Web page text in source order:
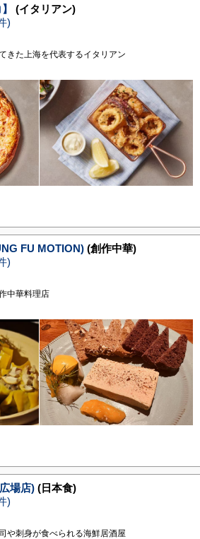
(イタリアン)
)
きた上海を代表するイタリアン
FU MOTION) (創作中華)
)
中華料理店
場店) (日本食)
)
や刺身が食べられる海鮮居酒屋